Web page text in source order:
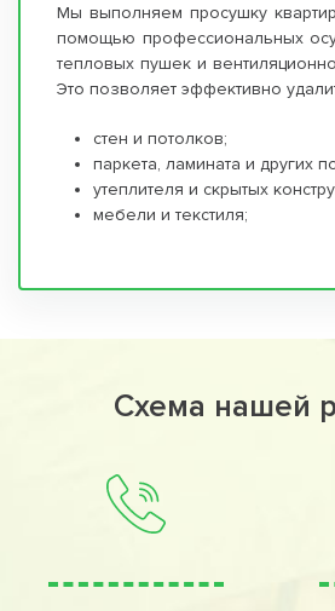
Мы выполняем просушку
помощью профессиональных
тепловых пушек и
Это позволяет эффективно
стен и потолков;
паркета, ламината и других
утеплителя и скрытых
мебели и текстиля;
Схема нашей